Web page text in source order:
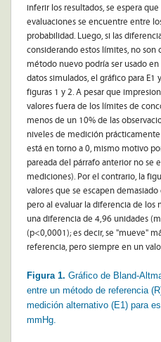
inferir los resultados, se espera
evaluaciones se encuentre entre
probabilidad. Luego, si las
considerando estos límites, no son
método nuevo podría ser usado
datos simulados, el gráfico para E1
figuras 1 y 2. A pesar que
valores fuera de los límites de
menos de un 10% de las
niveles de medición
está en torno a 0, mismo motivo
pareada del párrafo anterior no se
mediciones). Por el contrario, la
valores que se escapen
pero al evaluar la diferencia de los
una diferencia de 4,96 unidades
(p<0,0001); es decir, se "mueve"
referencia, pero siempre en un
Figura 1. Gráfico de Bland-
entre un método de referencia
medición alternativo (E1) para
mmHg.